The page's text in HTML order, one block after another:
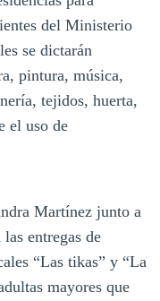
del Ministerio
se dictarán
pintura, música,
tejidos, huerta,
el uso de
Martínez junto a
entregas de
“Las tikas” y “La
mayores que